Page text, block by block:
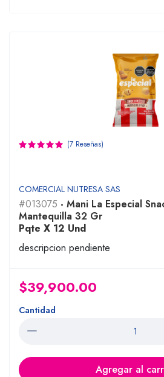
(7 Reseñas)
COMERCIAL NUTRESA SAS
#013075 - Mani La Especial
Mantequilla 32 Gr
Pqte X 12 Und
descripcion pendiente
$39,900.00
Cantidad
Agregar al